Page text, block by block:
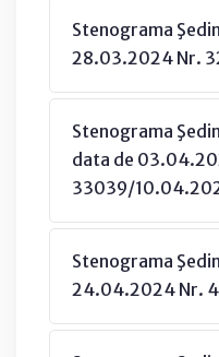
Stenograma
28.03.2024 Nr.
Stenograma
data de
33039/
Stenograma
24.04.2024 Nr.